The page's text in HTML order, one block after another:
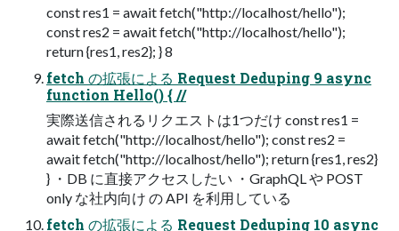
const res1 = await fetch("http://localhost/hello");
const res2 = await fetch("http://localhost/hello");
return {res1, res2}; } 8
fetch の拡張による Request Deduping 9 async
function Hello() { //
実際送信されるリクエストは1つだけ const res1 =
await fetch("http://localhost/hello"); const res2 =
await fetch("http://localhost/hello"); return {res1, res2}
} ・DB に直接アクセスしたい ・GraphQL や POST
only な社内向け の API を利用している
fetch の拡張による Request Deduping 10 async